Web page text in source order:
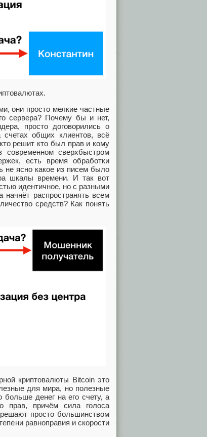
они просто мелкие частные
сервера? Почему бы и нет,
просто договорились о
счетах общих клиентов, всё
решит кто был прав и кому
сверхбыстром
есть время обработки
не ясно какое из писем было
шкалы времени. И так вот
идентичное, но с разными
начнёт распространять всем
средств? Как понять
криптовалюты Bitcoin это
для мира, но полезные
больше денег на его счету, а
прав, причём сила голоса
просто большинством
равноправия и скорости